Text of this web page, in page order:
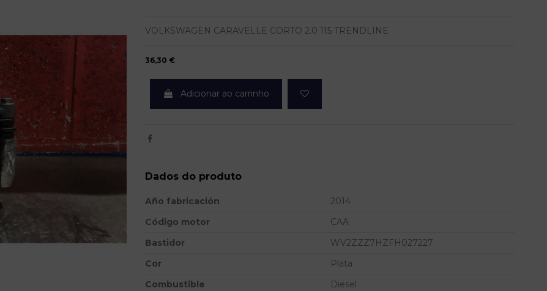
VOLKSWAGEN CARAVELLE CORTO 2.0 115 TRENDLINE
36,30 €
Adicionar ao carrinho
Dados do produto
Año fabricación
2014
Código motor
CAA
Bastidor
WV2ZZZ7HZFH027227
Cor
Plata
Combustible
Diesel